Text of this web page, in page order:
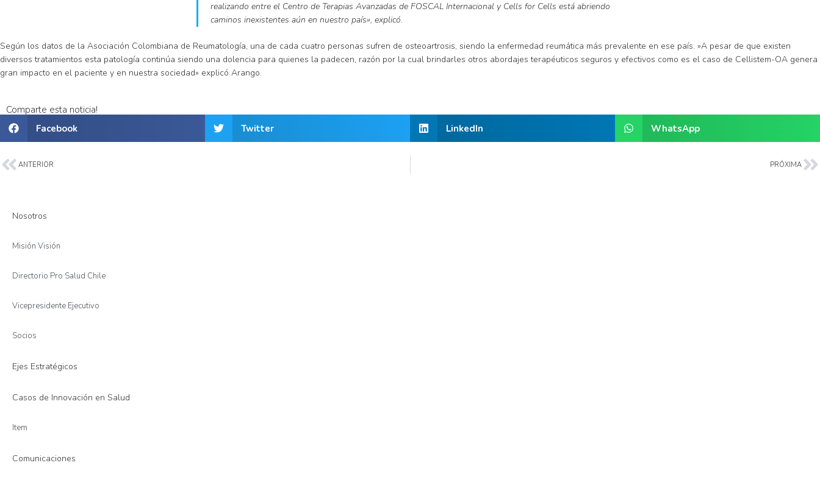
realizando entre el Centro de Terapias Avanzadas de FOSCAL Internacional y Cells for Cells está abriendo
caminos inexistentes aún en nuestro país», explicó.
Según los datos de la Asociación Colombiana de Reumatología, una de cada cuatro personas sufren de osteoartrosis, siendo la enfermedad reumática más prevalente en ese país. »A pesar de que existen
diversos tratamientos esta patología continúa siendo una dolencia para quienes la padecen, razón por la cual brindarles otros abordajes terapéuticos seguros y efectivos como es el caso de Cellistem-OA genera
gran impacto en el paciente y en nuestra sociedad» explicó Arango.
Comparte esta noticia!
Facebook
Twitter LinkedIn WhatsApp
ANTERIOR PRÓXIMA
Nosotros
Misión Visión
Directorio Pro Salud Chile
Vicepresidente Ejecutivo
Socios
Ejes Estratégicos
Casos de Innovación en Salud
Item
Comunicaciones